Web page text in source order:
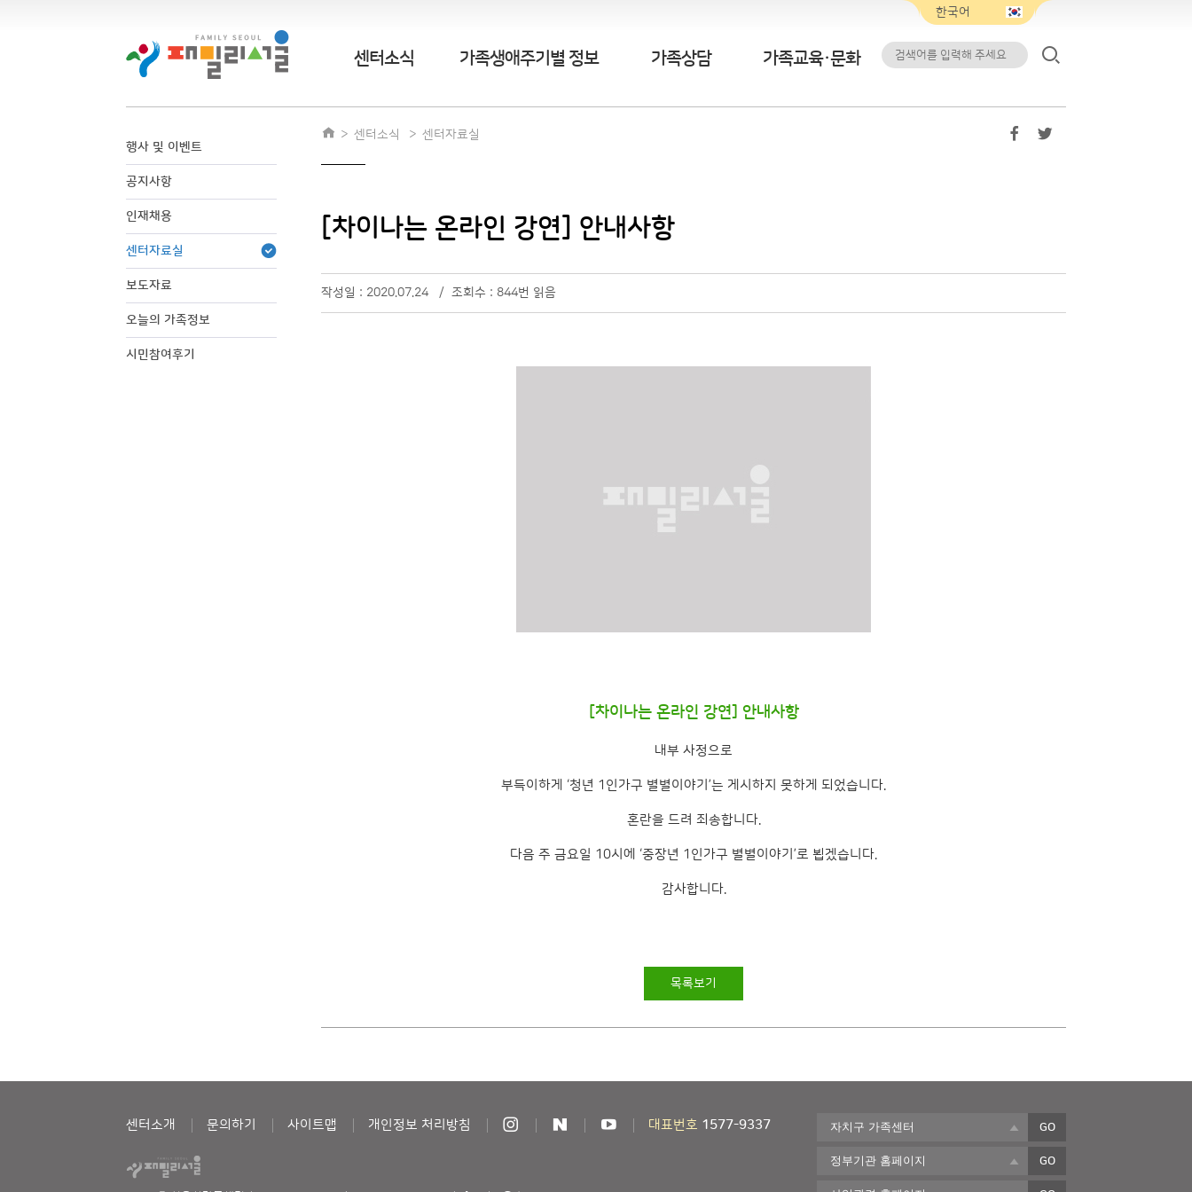
센터소식 가족생애주기별 정보 가족상담 가족교육·문화
행사 및 이벤트
공지사항
인재채용
센터자료실
보도자료
오늘의 가족정보
시민참여후기
센터소식 센터자료실
[차이나는 온라인 강연] 안내사항
작성일 : 2020.07.24 / 조회수 : 844번 읽음
[차이나는 온라인 강연] 안내사항
내부 사정으로
부득이하게 ‘청년 1인가구 별별이야기’는 게시하지 못하게 되었습니다.
혼란을 드려 죄송합니다.
다음 주 금요일 10시에 ‘중장년 1인가구 별별이야기’로 뵙겠습니다.
감사합니다.
목록보기
센터소개 문의하기 사이트맵 개인정보 처리방침 대표번호 1577-9337 자치구 가족센터 GO
정부기관 홈페이지 GO